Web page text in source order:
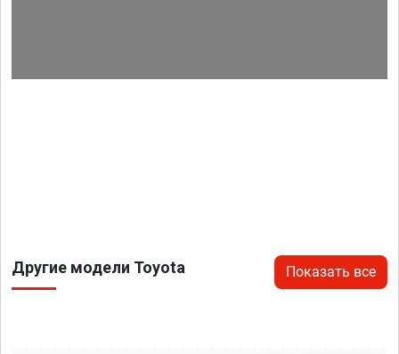
Другие модели Toyota Показать все